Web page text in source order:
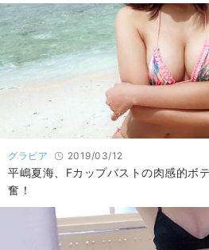
グラビア 2019/03/12
平嶋夏海、Fカップバストの肉感的ボ
奮！